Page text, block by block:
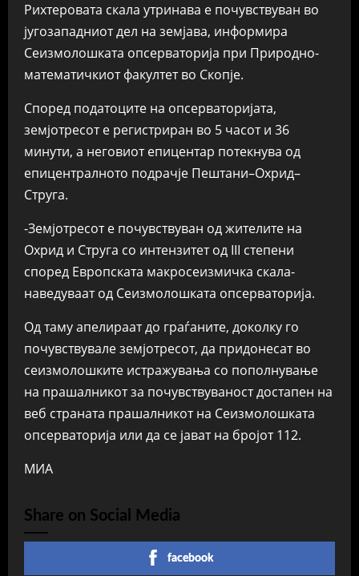
Рихтеровата скала утринава е почувствуван во
југозападниот дел на земјава, информира
Сеизмолошката опсерваторија при Природно-
математичкиот факултет во Скопје.
Според податоците на опсерваторијата,
земјотресот е регистриран во 5 часот и 36
минути, а неговиот епицентар потекнува од
епицентралното подрачје Пештани–Охрид–
Струга.
-Земјотресот е почувствуван од жителите на
Охрид и Струга со интензитет од III степени
според Европската макросеизмичка скала-
наведуваат од Сеизмолошката опсерваторија.
Од таму апелираат до граѓаните, доколку го
почувствувале земјотресот, да придонесат во
сеизмолошките истражувања со пополнување
на прашалникот за почувствуваност достапен на
веб страната прашалникот на Сеизмолошката
опсерваторија или да се јават на бројот 112.
МИА
Share on Social Media
facebook